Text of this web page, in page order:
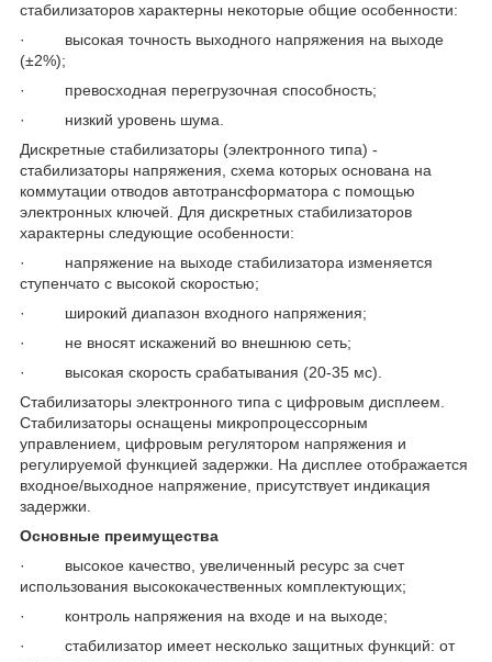
стабилизаторов характерны некоторые общие особенности:
· высокая точность выходного напряжения на выходе
(±2%);
· превосходная перегрузочная способность;
· низкий уровень шума.
Дискретные стабилизаторы (электронного типа) -
стабилизаторы напряжения, схема которых основана на
коммутации отводов автотрансформатора с помощью
электронных ключей. Для дискретных стабилизаторов
характерны следующие особенности:
· напряжение на выходе стабилизатора изменяется
ступенчато с высокой скоростью;
· широкий диапазон входного напряжения;
· не вносят искажений во внешнюю сеть;
· высокая скорость срабатывания (20-35 мс).
Стабилизаторы электронного типа с цифровым дисплеем.
Стабилизаторы оснащены микропроцессорным
управлением, цифровым регулятором напряжения и
регулируемой функцией задержки. На дисплее отображается
входное/выходное напряжение, присутствует индикация
задержки.
Основные преимущества
· высокое качество, увеличенный ресурс за счет
использования высококачественных комплектующих;
· контроль напряжения на входе и на выходе;
· стабилизатор имеет несколько защитных функций: от